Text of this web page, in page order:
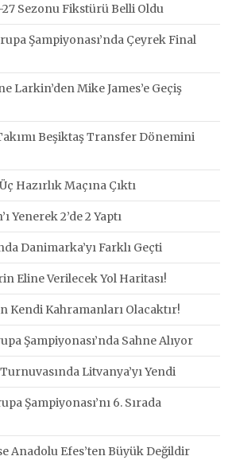
Sezonu Fikstürü Belli Oldu
Şampiyonası’nda Çeyrek Final
Larkin’den Mike James’e Geçiş
Beşiktaş Transfer Dönemini
Hazırlık Maçına Çıktı
Yenerek 2’de 2 Yaptı
Danimarka’yı Farklı Geçti
Eline Verilecek Yol Haritası!
Kendi Kahramanları Olacaktır!
Şampiyonası’nda Sahne Alıyor
Litvanya’yı Yendi
Şampiyonası’nı 6. Sırada
Anadolu Efes’ten Büyük Değildir